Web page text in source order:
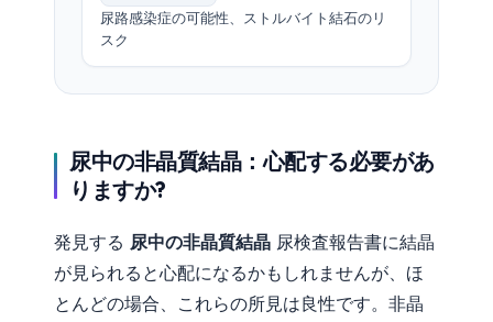
尿路感染症の可能性、ストルバイト結石のリ
スク
尿中の非晶質結晶：心配する必要があ
りますか?
発見する 尿中の非晶質結晶 尿検査報告書に結晶
が見られると心配になるかもしれませんが、ほ
とんどの場合、これらの所見は良性です。非晶